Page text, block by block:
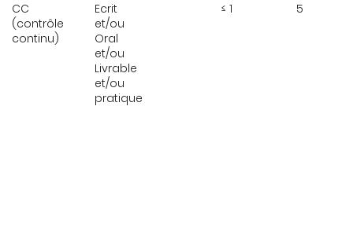
CC
(contrôle
continu)
Ecrit
et/ou
Oral
et/ou
Livrable
et/ou
pratique
≤ 1 5